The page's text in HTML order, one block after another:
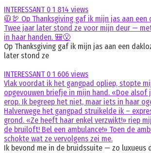
INTERESSANT0 1 814 views
🧥🦃 Op Thanksgiving gaf ik mijn jas aan een
Twee jaar later stond ze voor mijn deur —
in haar handen. 🎒😮
Op Thanksgiving gaf ik mijn jas aan een
later stond ze
INTERESSANT0 1 606 views
Vlak voordat ik het gangpad opliep, stopte
opgevouwen briefje in mijn hand. «Doe alsof
erop. Ik begreep het niet, maar iets in haar
Halverwege het gangpad struikelde ik –
grond. «Ze heeft haar enkel verzwikt!» riep
de bruiloft! Bel een ambulance!» Toen de
schokte wat ze vervolgens zei me.
Ik bevond me in de bruidssuite — zo luxueus